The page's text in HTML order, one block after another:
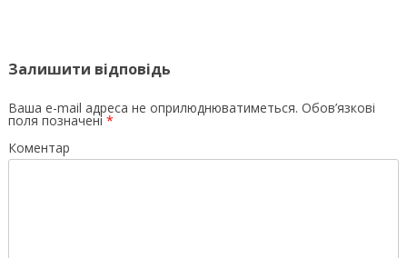
Залишити відповідь
Ваша e-mail адреса не оприлюднюватиметься. Обов’язкові
поля позначені *
Коментар